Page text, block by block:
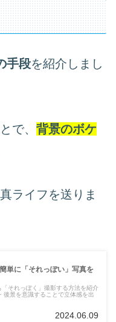
手段を紹介しまし
で、 背景のボケ
ライフを送りま
単に「それっぽい」写真を
それっぽく」撮影する方法を紹介
後景を意識することで立体感を出
2024.06.09